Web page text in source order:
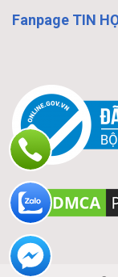
Fanpage TIN